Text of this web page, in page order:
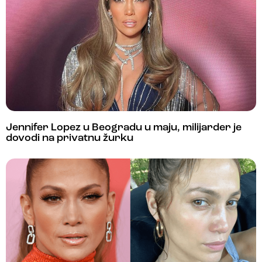
Jennifer Lopez u Beogradu u maju, milijarder je
dovodi na privatnu žurku